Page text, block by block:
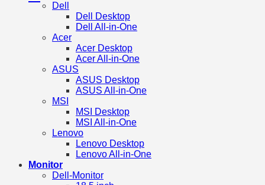
Dell
Dell Desktop
Dell All-in-One
Acer
Acer Desktop
Acer All-in-One
ASUS
ASUS Desktop
ASUS All-in-One
MSI
MSI Desktop
MSI All-in-One
Lenovo
Lenovo Desktop
Lenovo All-in-One
Monitor
Dell-Monitor